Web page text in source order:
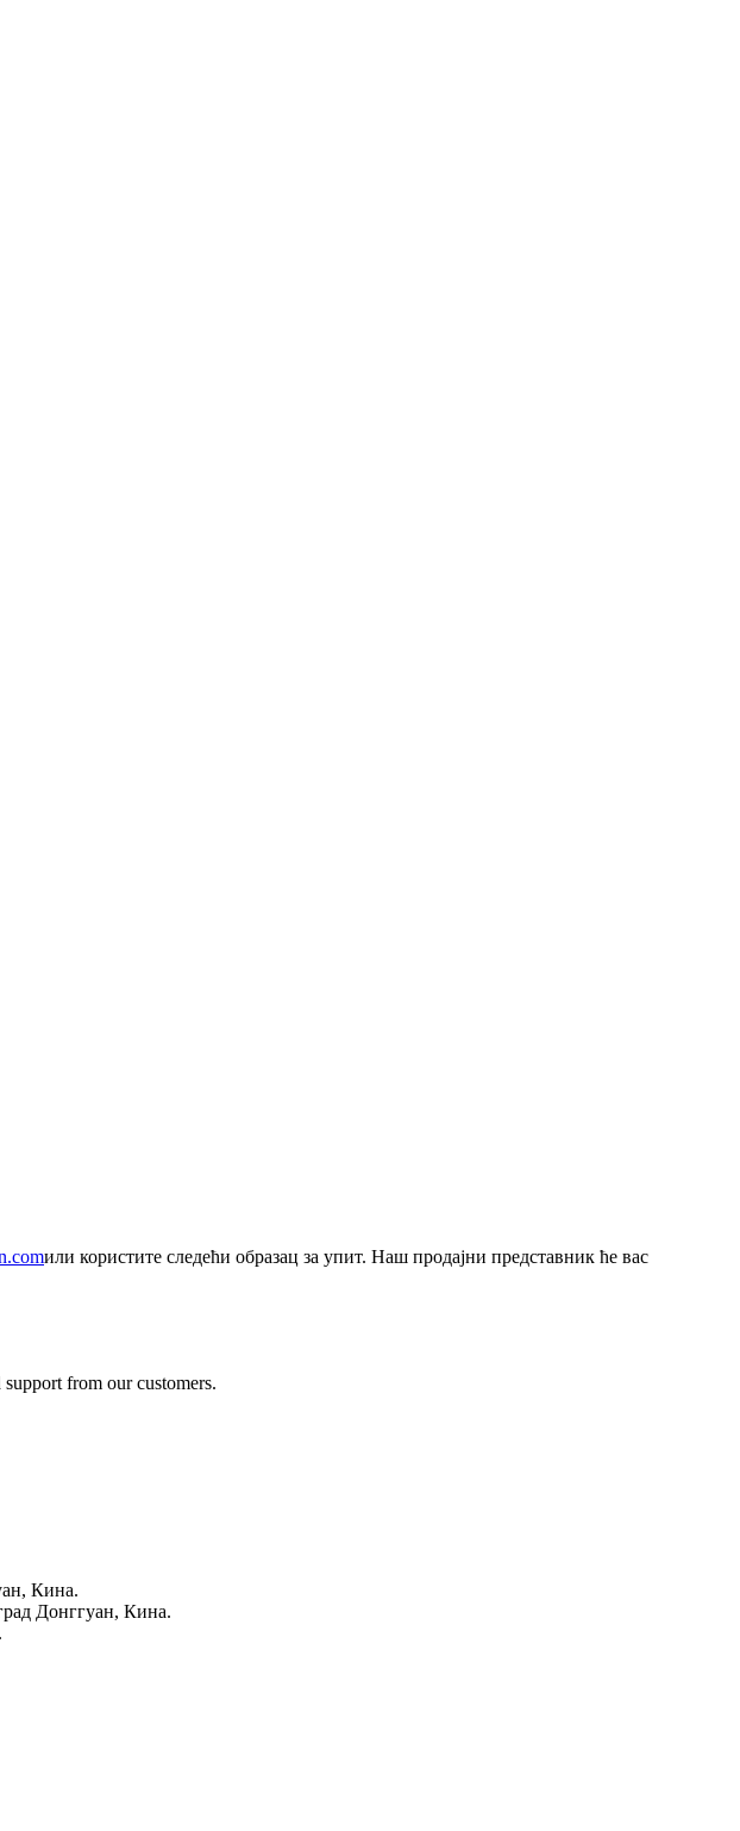
или користите следећи образац за упит. Наш продајни представник ће вас
from our customers.
Кина.
Донггуан, Кина.